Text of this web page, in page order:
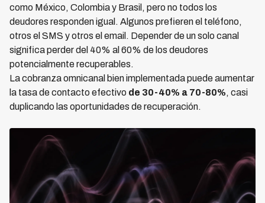
como México, Colombia y Brasil, pero no todos los
deudores responden igual. Algunos prefieren el teléfono,
otros el SMS y otros el email. Depender de un solo canal
significa perder del 40% al 60% de los deudores
potencialmente recuperables.
La cobranza omnicanal bien implementada puede aumentar
la tasa de contacto efectivo de 30-40% a 70-80%, casi
duplicando las oportunidades de recuperación.